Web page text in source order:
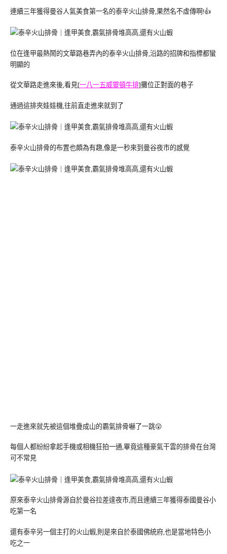
連續三年獲得曼谷人氣美食第一名的泰辛火山排骨,果然名不虛傳啊!👍
位在逢甲最熱鬧的文華路巷弄內的泰辛火山排骨,沿路的招牌和指標都蠻
明顯的
從文華路走進來後,看見[一八一五威靈頓牛排]攤位正對面的巷子
通過這排夾娃娃機,往前直走進來就到了
泰辛火山排骨的布置也頗為有趣,像是一秒來到曼谷夜市的感覺
一走進來就先被這個堆疊成山的霸氣排骨嚇了一跳😲
每個人都紛紛拿起手機或相機狂拍一通,畢竟這種豪氣干雲的排骨在台灣
可不常見
原來泰辛火山排骨源自於曼谷拉差達夜市,而且連續三年獲得泰國曼谷小
吃第一名
還有泰辛另一個主打的火山蝦,則是來自於泰國佛統府,也是當地特色小
吃之一